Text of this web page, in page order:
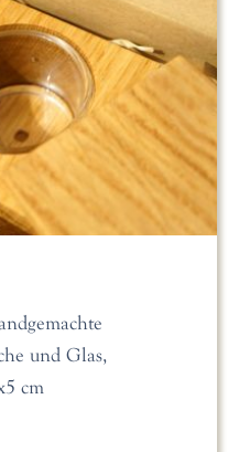
und Glas,
cm